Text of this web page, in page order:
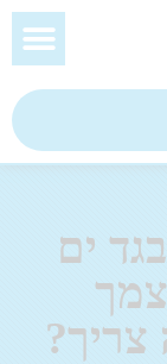
ים